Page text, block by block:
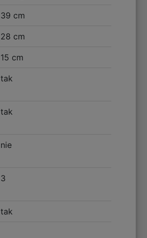
39 cm
28 cm
15 cm
tak
tak
nie
3
tak